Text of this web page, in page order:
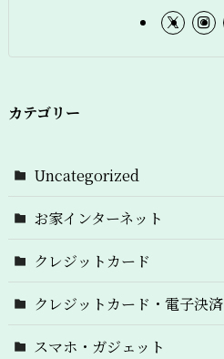
カテゴリー
Uncategorized
お家インターネット
クレジットカード
クレジットカード・電子決済
スマホ・ガジェット